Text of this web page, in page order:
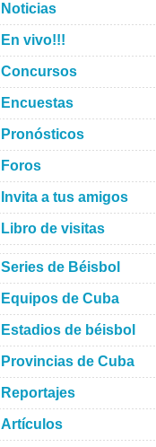
Noticias
En vivo!!!
Concursos
Encuestas
Pronósticos
Foros
Invita a tus amigos
Libro de visitas
Series de Béisbol
Equipos de Cuba
Estadios de béisbol
Provincias de Cuba
Reportajes
Artículos